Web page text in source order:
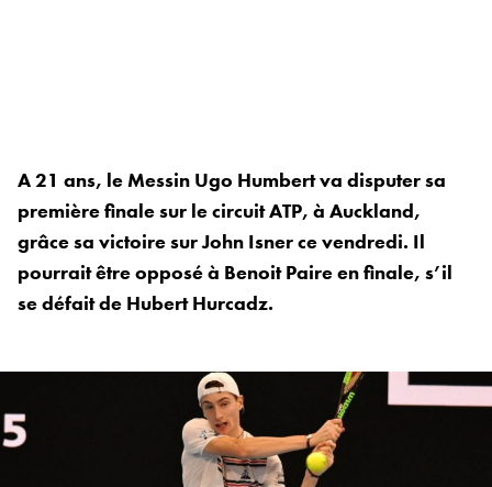
A 21 ans, le Messin Ugo Humbert va disputer sa
première finale sur le circuit ATP, à Auckland,
grâce sa victoire sur John Isner ce vendredi. Il
pourrait être opposé à Benoit Paire en finale, s’il
se défait de Hubert Hurcadz.